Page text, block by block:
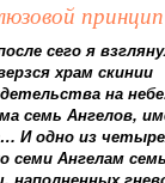
принцип
сего я
храм скинии
на
семь Ангелов,
И одно из
семи Ангелам